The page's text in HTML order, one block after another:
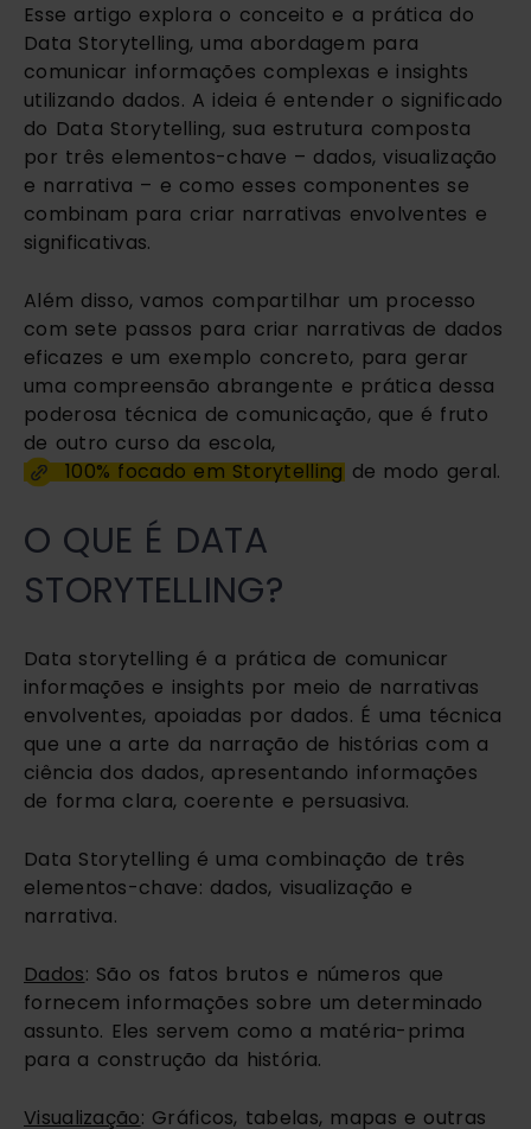
Esse artigo explora o conceito e a prática do
Data Storytelling, uma abordagem para
comunicar informações complexas e insights
utilizando dados. A ideia é entender o significado
do Data Storytelling, sua estrutura composta
por três elementos-chave – dados, visualização
e narrativa – e como esses componentes se
combinam para criar narrativas envolventes e
significativas.
Além disso, vamos compartilhar um processo
com sete passos para criar narrativas de dados
eficazes e um exemplo concreto, para gerar
uma compreensão abrangente e prática dessa
poderosa técnica de comunicação, que é fruto
de outro curso da escola,
100% focado em Storytellingde modo geral.
O QUE É DATA
STORYTELLING?
Data storytelling é a prática de comunicar
informações e insights por meio de narrativas
envolventes, apoiadas por dados. É uma técnica
que une a arte da narração de histórias com a
ciência dos dados, apresentando informações
de forma clara, coerente e persuasiva.
Data Storytelling é uma combinação de três
elementos-chave: dados, visualização e
narrativa.
Dados: São os fatos brutos e números que
fornecem informações sobre um determinado
assunto. Eles servem como a matéria-prima
para a construção da história.
Visualização: Gráficos, tabelas, mapas e outras